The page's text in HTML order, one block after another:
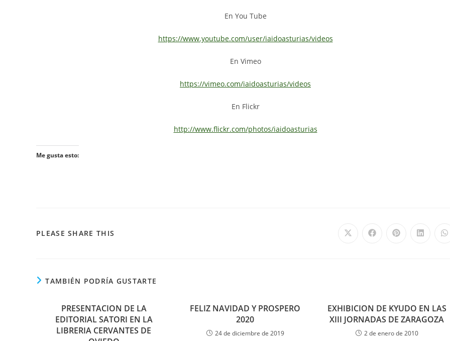
En You Tube
https://www.youtube.com/user/iaidoasturias/videos
En Vimeo
https://vimeo.com/iaidoasturias/videos
En Flickr
http://www.flickr.com/photos/iaidoasturias
Me gusta esto:
PLEASE SHARE THIS
TAMBIÉN PODRÍA GUSTARTE
PRESENTACION DE LA
EDITORIAL SATORI EN LA
LIBRERIA CERVANTES DE
FELIZ NAVIDAD Y PROSPERO
2020
24 de diciembre de 2019
EXHIBICION DE KYUDO EN LAS
XIII JORNADAS DE ZARAGOZA
2 de enero de 2010